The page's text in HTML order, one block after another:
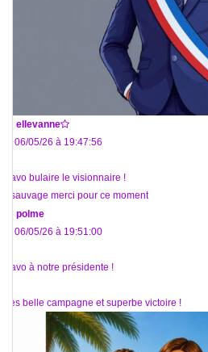
ellevanne
Le 06/05/26 à 19:47:56
Bravo bulaire le visionnaire !
@sauvage merci pour ce moment
polme
Le 06/05/26 à 19:51:00
Bravo à notre présidente !
Très belle campagne et superbe victoire !